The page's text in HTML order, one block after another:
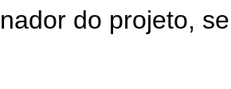
do projeto,